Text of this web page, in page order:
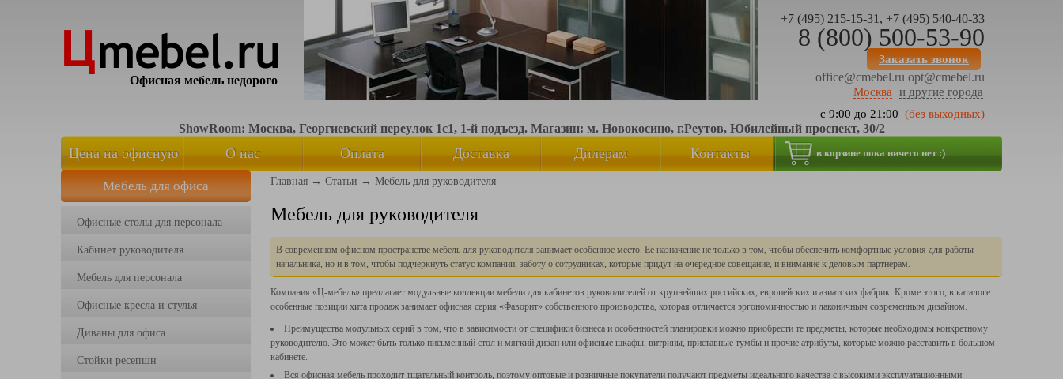
Офисная мебель недорого
+7 (495) 215-15-31, +7 (495) 540-40-33
8 (800) 500-53-90
Заказать звонок
office@cmebel.ru opt@cmebel.ru
Москва
и другие города
с 9:00 до 21:00 (без выходных)
ShowRoom: Москва, Георгиевский переулок 1с1, 1-й подъезд. Магазин: м. Новокосино, г.Реутов, Юбилейный проспект, 30/2
Цена на офисную
мебель
О нас Оплата Доставка Дилерам Контакты в корзине пока ничего нет :)
Мебель для офиса
Офисные столы для персонала
Кабинет руководителя
Мебель для персонала
Офисные кресла и стулья
Диваны для офиса
Стойки ресепшн
Главная → Статьи → Мебель для руководителя
Мебель для руководителя
В современном офисном пространстве мебель для руководителя занимает особенное место. Ее назначение не только в том, чтобы обеспечить комфортные условия для работы
начальника, но и в том, чтобы подчеркнуть статус компании, заботу о сотрудниках, которые придут на очередное совещание, и внимание к деловым партнерам.
Компания «Ц-мебель» предлагает модульные коллекции мебели для кабинетов руководителей от крупнейших российских, европейских и азиатских фабрик. Кроме этого, в каталоге
особенные позиции хита продаж занимает офисная серия «Фаворит» собственного производства, которая отличается эргономичностью и лаконичным современным дизайном.
Преимущества модульных серий в том, что в зависимости от специфики бизнеса и особенностей планировки можно приобрести те предметы, которые необходимы конкретному
руководителю. Это может быть только письменный стол и мягкий диван или офисные шкафы, витрины, приставные тумбы и прочие атрибуты, которые можно расставить в большом
кабинете.
Вся офисная мебель проходит тщательный контроль, поэтому оптовые и розничные покупатели получают предметы идеального качества с высокими эксплуатационными